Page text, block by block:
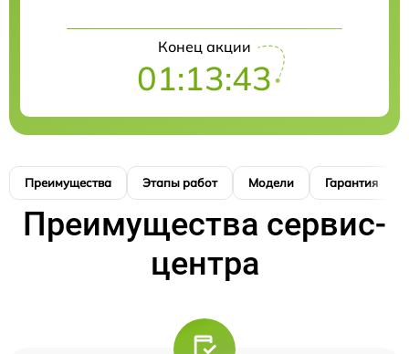
Конец акции
01:13:42
Преимущества Этапы работ Модели Гарантия
Преимущества сервис-
центра